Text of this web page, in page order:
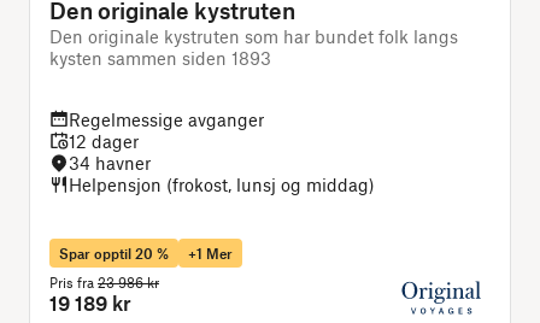
Den originale kystruten
Den originale kystruten som har bundet folk langs
kysten sammen siden 1893
Regelmessige avganger
12 dager
34 havner
Helpensjon (frokost, lunsj og middag)
Spar opptil 20 %
+1 Mer
Pris fra 23 986 kr
19 189 kr